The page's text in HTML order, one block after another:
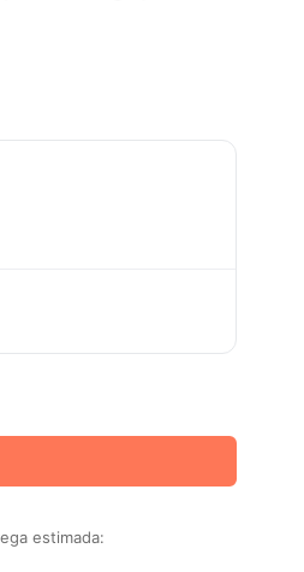
estimada: